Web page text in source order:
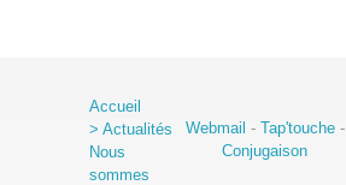
Accueil
> Actualités
Nous
sommes
Webmail - Tap'touche-
Conjugaison